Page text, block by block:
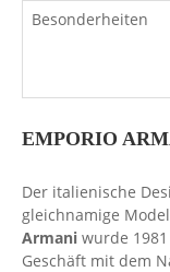
Besonderheiten
EMPORIO
Der italienische
gleichnamige
Armani wurde
Geschäft mit dem